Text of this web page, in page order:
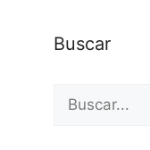
Buscar
Buscar: